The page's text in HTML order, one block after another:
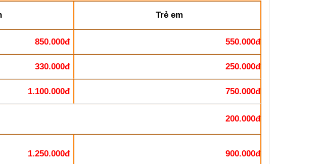
Trẻ em
850.000đ 550.000đ
330.000đ 250.000đ
1.100.000đ 750.000đ
200.000đ
1.250.000đ 900.000đ